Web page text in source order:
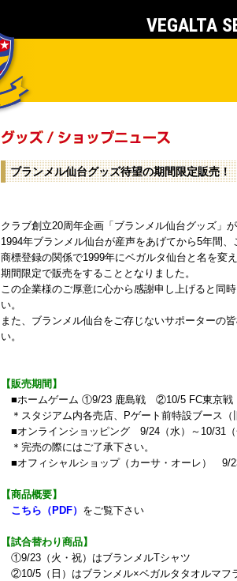
VEGALTA
ブランメル仙台グッズ待望の期間限定販売！
クラブ創立20周年企画「ブランメル仙台グッズ」が
1994年ブランメル仙台が産声をあげてから5年間
商標登録の関係で1999年にベガルタ仙台と名を変
期間限定で販売をすることとなりました。
この企業様のご厚意に心から感謝申し上げると同
い。
また、ブランメル仙台をご存じないサポーターの
い。
【販売期間】
■ホームゲーム ①9/23 鹿島戦 ②10/5 FC東京
＊スタジアム内各売店、Pゲート前特設ブース（
■オンラインショッピング 9/24（水）～10/31
＊完売の際にはご了承下さい。
■オフィシャルショップ（カーサ・オーレ） 9/
【商品概要】
こちら（PDF） をご覧下さい
【試合替わり商品】
①9/23（火・祝）はブランメルTシャツ
②10/5（日）はブランメル×ベガルタタオルマフ